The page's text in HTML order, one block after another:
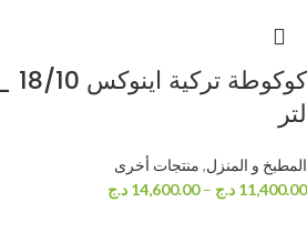
لتر
المطبخ و المنزل, منتجات أخرى
11,400.00 د.ج –
14,600.00 د.ج